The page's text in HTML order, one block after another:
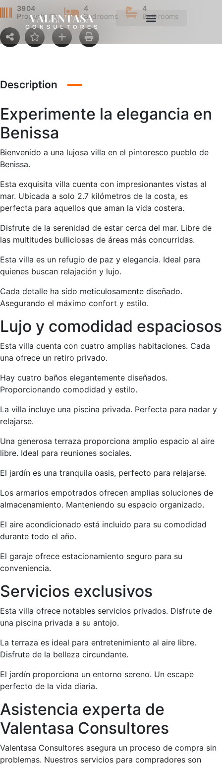
3904
Property ID
4
Bedrooms
4
Bathrooms
Description
Experimente la elegancia en
Benissa
Bienvenido a una lujosa villa en el pintoresco pueblo de
Benissa.
Esta exquisita villa cuenta con impresionantes vistas al
mar. Ubicada a solo 2.7 kilómetros de la costa, es
perfecta para aquellos que aman la vida costera.
Disfrute de la serenidad de estar cerca del mar. Libre de
las multitudes bulliciosas de áreas más concurridas.
Esta villa es un refugio de paz y elegancia. Ideal para
quienes buscan relajación y lujo.
Cada detalle ha sido meticulosamente diseñado.
Asegurando el máximo confort y estilo.
Lujo y comodidad espaciosos
Esta villa cuenta con cuatro amplias habitaciones. Cada
una ofrece un retiro privado.
Hay cuatro baños elegantemente diseñados.
Proporcionando comodidad y estilo.
La villa incluye una piscina privada. Perfecta para nadar y
relajarse.
Una generosa terraza proporciona amplio espacio al aire
libre. Ideal para reuniones sociales.
El jardín es una tranquila oasis, perfecto para relajarse.
Los armarios empotrados ofrecen amplias soluciones de
almacenamiento. Manteniendo su espacio organizado.
El aire acondicionado está incluido para su comodidad
durante todo el año.
El garaje ofrece estacionamiento seguro para su
conveniencia.
Servicios exclusivos
Esta villa ofrece notables servicios privados. Disfrute de
una piscina privada a su antojo.
La terraza es ideal para entretenimiento al aire libre.
Disfrute de la belleza circundante.
El jardín proporciona un entorno sereno. Un escape
perfecto de la vida diaria.
Asistencia experta de
Valentasa Consultores
Valentasa Consultores asegura un proceso de compra sin
problemas. Nuestros servicios para compradores son